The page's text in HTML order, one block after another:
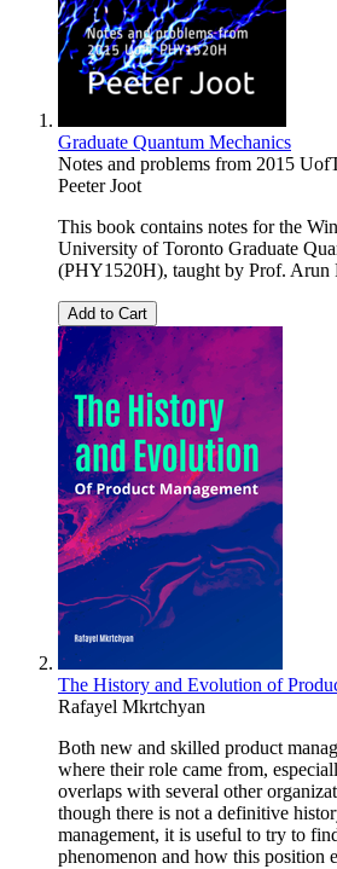
Graduate Quantum Mechanics
Notes and problems from 2015
Peeter Joot
This book contains notes for the
University of Toronto Graduate
(PHY1520H), taught by Prof. Arun
Add to Cart
The History and Evolution of
Rafayel Mkrtchyan
Both new and skilled product
where their role came from,
overlaps with several other
though there is not a definitive
management, it is useful to try to
phenomenon and how this position